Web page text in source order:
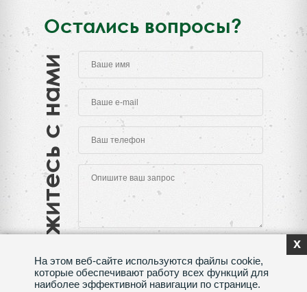
Остались вопросы?
Свяжитесь с нами x
На этом веб-сайте используются файлы cookie,
которые обеспечивают работу всех функций для
наиболее эффективной навигации по странице.